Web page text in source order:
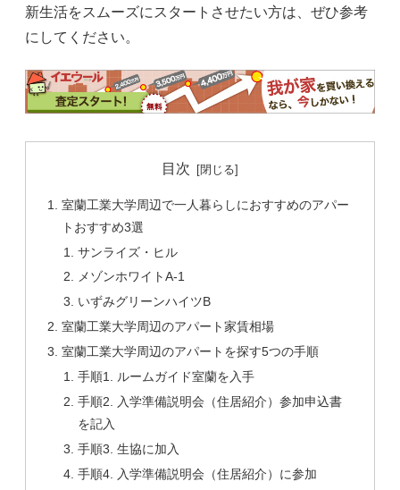
新生活をスムーズにスタートさせたい方は、ぜひ参考
にしてください。
目次
室蘭工業大学周辺で一人暮らしにおすすめのアパー
トおすすめ3選
サンライズ・ヒル
メゾンホワイトA-1
いずみグリーンハイツB
室蘭工業大学周辺のアパート家賃相場
室蘭工業大学周辺のアパートを探す5つの手順
手順1. ルームガイド室蘭を入手
手順2. 入学準備説明会（住居紹介）参加申込書
を記入
手順3. 生協に加入
手順4. 入学準備説明会（住居紹介）に参加